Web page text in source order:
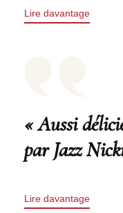
Lire davantage
« Aussi
par Jazz
Lire davantage